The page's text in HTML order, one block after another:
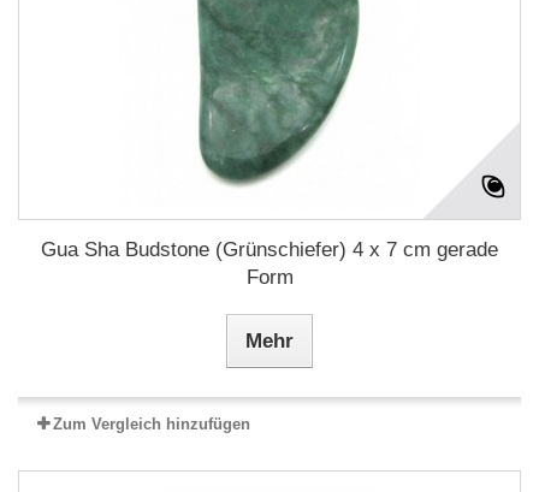
Gua Sha Budstone (Grünschiefer) 4 x 7 cm gerade
Form
Mehr
Zum Vergleich hinzufügen